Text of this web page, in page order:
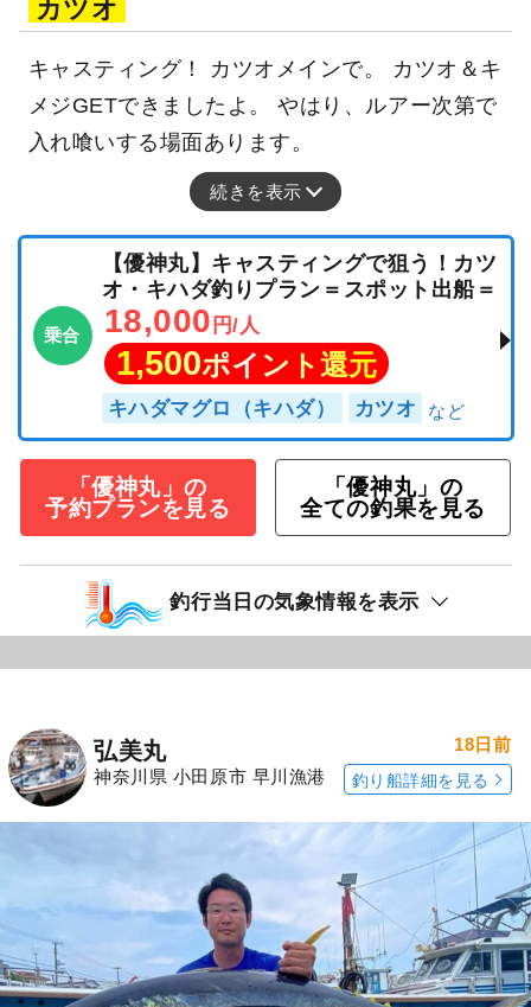
カツオ
キャスティング！ カツオメインで。 カツオ＆キ
メジGETできましたよ。 やはり、ルアー次第で
入れ喰いする場面あります。
続きを表示
乗合
【優神丸】キャスティングで狙う！カツ
オ・キハダ釣りプラン＝スポット出船＝
18,000 円/人
1,500ポイント還元
キハダマグロ（キハダ） カツオ
「優神丸」の
予約プランを見る
「優神丸」の
全ての釣果を見る
釣行当日の気象情報を表示
弘美丸
神奈川県 小田原市 早川漁港
18日前
釣り船詳細を見る